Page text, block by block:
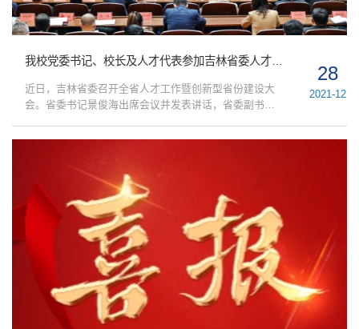
近日，吉林省委召开全省人才工作暨创新型省份建设大
会。省委书记景俊海出席会议并发表讲话，省委副书
佳，省委常委、省政府常务副省长吴靖平，省委副书记
高广滨相继宣读2020年度国家科学技术奖、2021年度吉
林省科学技术奖...
28
2021-12